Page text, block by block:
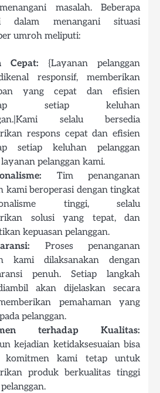
masalah. Beberapa
dalam menangani situasi
umroh meliputi:
Cepat: {Layanan pelanggan
responsif, memberikan
yang cepat dan efisien
setiap keluhan
selalu bersedia
respons cepat dan efisien
setiap keluhan pelanggan
pelanggan kami.
Tim penanganan
kami beroperasi dengan tingkat
tinggi, selalu
solusi yang tepat, dan
kepuasan pelanggan.
Proses penanganan
kami dilaksanakan dengan
penuh. Setiap langkah
akan dijelaskan secara
pemahaman yang
pelanggan.
terhadap Kualitas:
kejadian ketidaksesuaian bisa
komitmen kami tetap untuk
produk berkualitas tinggi